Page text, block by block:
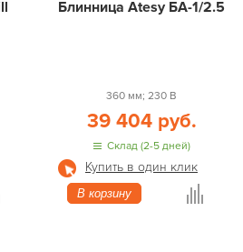
Блинница Atesy БА-1/2.5
360 мм; 230 В
39 404 руб.
Склад (2-5 дней)
Купить в один клик
В корзину